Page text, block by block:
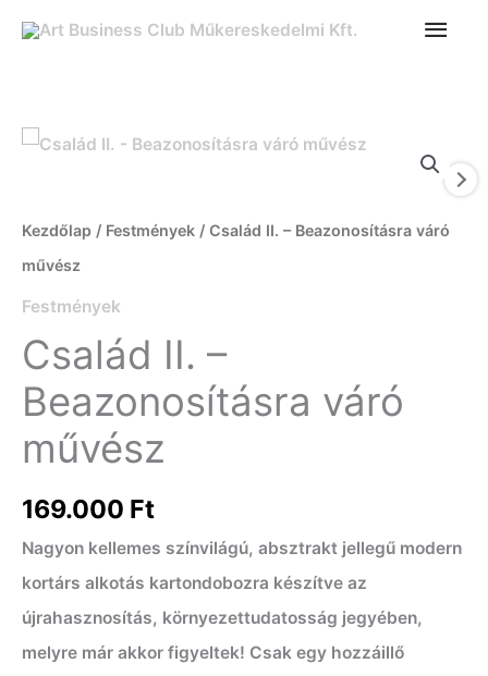
Kezdőlap / Festmények / Család II. – Beazonosításra váró
művész
Festmények
Család II. –
Beazonosításra váró
művész
169.000 Ft
Nagyon kellemes színvilágú, absztrakt jellegű modern
kortárs alkotás kartondobozra készítve az
újrahasznosítás, környezettudatosság jegyében,
melyre már akkor figyeltek! Csak egy hozzáillő
Család
művész
mennyiség